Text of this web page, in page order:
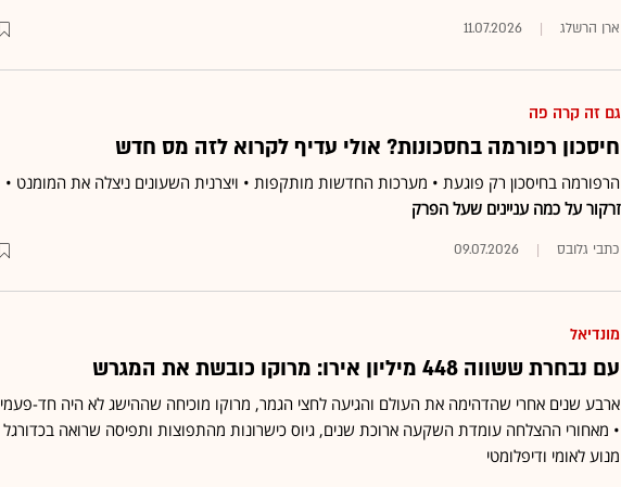
ארן הרשלג 11.07.2026
גם זה קרה פה
חיסכון רפורמה בחסכונות? אולי עדיף לקרוא לזה מס חדש
הרפורמה בחיסכון רק פוגעת • מערכות החדשות מותקפות • ויצרנית השעונים ניצלה את המומנט •
זרקור על כמה עניינים שעל הפרק
כתבי גלובס 09.07.2026
מונדיאל
עם נבחרת ששווה 448 מיליון אירו: מרוקו כובשת את המגרש
ארבע שנים אחרי שהדהימה את העולם והגיעה לחצי הגמר, מרוקו מוכיחה שההישג לא היה חד-פעמי
• מאחורי ההצלחה עומדת השקעה ארוכת שנים, גיוס כישרונות מהתפוצות ותפיסה שרואה בכדורגל
מנוע לאומי ודיפלומטי